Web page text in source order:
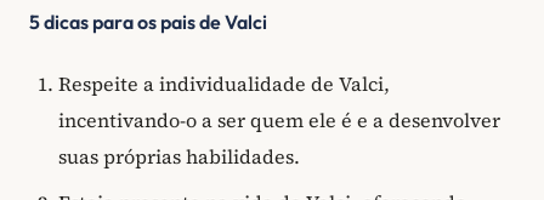
5 dicas para os pais de Valci
Respeite a individualidade de Valci,
incentivando-o a ser quem ele é e a desenvolver
suas próprias habilidades.